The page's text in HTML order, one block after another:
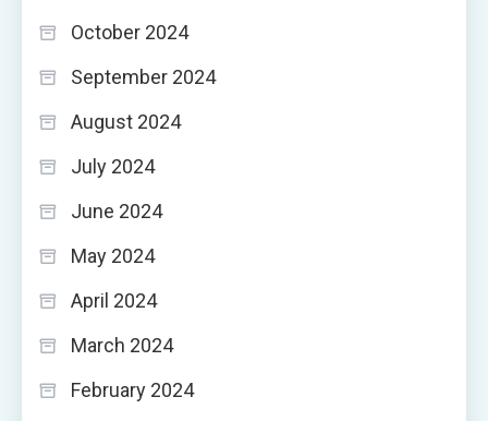
October 2024
September 2024
August 2024
July 2024
June 2024
May 2024
April 2024
March 2024
February 2024